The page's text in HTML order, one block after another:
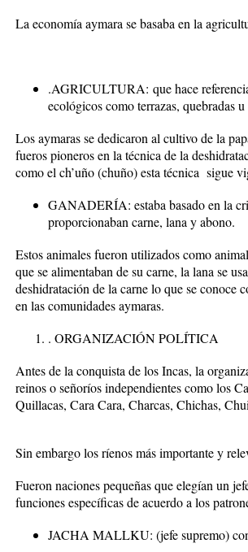
La economía aymara se basaba en la
.AGRICULTURA: que hace
ecológicos como terrazas, quebradas u
Los aymaras se dedicaron al cultivo de la
fueros pioneros en la técnica de la
como el ch’uño (chuño) esta técnica sigue
GANADERÍA: estaba basado en la
proporcionaban carne, lana y abono.
Estos animales fueron utilizados como
que se alimentaban de su carne, la lana se
deshidratación de la carne lo que se conoce
en las comunidades aymaras.
. ORGANIZACIÓN POLÍTICA
Antes de la conquista de los Incas, la
reinos o señoríos independientes como los
Quillacas, Cara Cara, Charcas, Chichas,
Sin embargo los ríenos más importante y
Fueron naciones pequeñas que elegían un
funciones específicas de acuerdo a los
JACHA MALLKU: (jefe supremo)